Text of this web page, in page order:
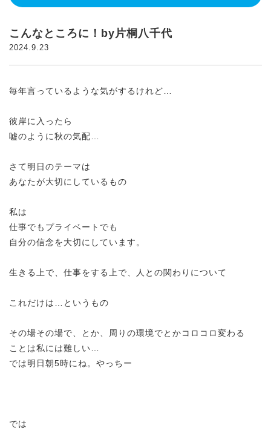
こんなところに！by片桐八千代
2024.9.23
毎年言っているような気がするけれど…
彼岸に入ったら
嘘のように秋の気配…
さて明日のテーマは
あなたが大切にしているもの
私は
仕事でもプライベートでも
自分の信念を大切にしています。
生きる上で、仕事をする上で、人との関わりについて
これだけは…というもの
その場その場で、とか、周りの環境でとかコロコロ変わる
ことは私には難しい…
では明日朝5時にね。やっちー
では